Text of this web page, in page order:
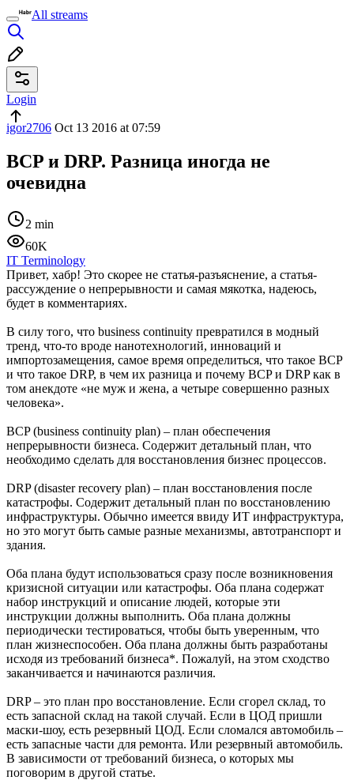
All streams
Login
igor2706 Oct 13 2016 at 07:59
BCP и DRP. Разница иногда не
очевидна
2 min
60K
IT Terminology
Привет, хабр! Это скорее не статья-разъяснение, а статья-
рассуждение о непрерывности и самая мякотка, надеюсь,
будет в комментариях.
В силу того, что business continuity превратился в модный
тренд, что-то вроде нанотехнологий, инноваций и
импортозамещения, самое время определиться, что такое BCP
и что такое DRP, в чем их разница и почему BCP и DRP как в
том анекдоте «не муж и жена, а четыре совершенно разных
человека».
BCP (business continuity plan) – план обеспечения
непрерывности бизнеса. Содержит детальный план, что
необходимо сделать для восстановления бизнес процессов.
DRP (disaster recovery plan) – план восстановления после
катастрофы. Содержит детальный план по восстановлению
инфраструктуры. Обычно имеется ввиду ИТ инфраструктура,
но это могут быть самые разные механизмы, автотранспорт и
здания.
Оба плана будут использоваться сразу после возникновения
кризисной ситуации или катастрофы. Оба плана содержат
набор инструкций и описание людей, которые эти
инструкции должны выполнить. Оба плана должны
периодически тестироваться, чтобы быть уверенным, что
план жизнеспособен. Оба плана должны быть разработаны
исходя из требований бизнеса*. Пожалуй, на этом сходство
заканчивается и начинаются различия.
DRP – это план про восстановление. Если сгорел склад, то
есть запасной склад на такой случай. Если в ЦОД пришли
маски-шоу, есть резервный ЦОД. Если сломался автомобиль –
есть запасные части для ремонта. Или резервный автомобиль.
В зависимости от требований бизнеса, о которых мы
поговорим в другой статье.